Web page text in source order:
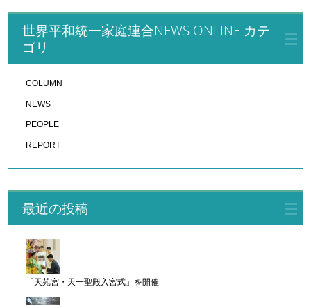
世界平和統一家庭連合NEWS ONLINE カテ
ゴリ
COLUMN
NEWS
PEOPLE
REPORT
最近の投稿
「天苑宮・天一聖殿入宮式」を開催